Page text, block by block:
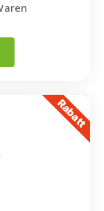
Rabatt